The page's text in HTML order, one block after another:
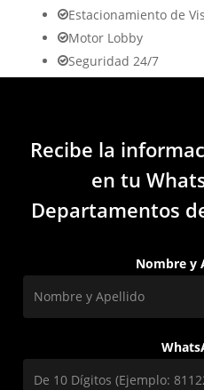
Estacionamiento de
Motor Lobby
Seguridad 24/7
Recibe la
en tu
Departamentos
Nombre y